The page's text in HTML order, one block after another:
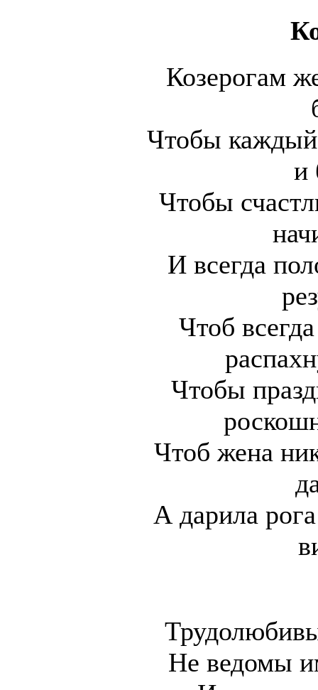
Козерогам
Чтобы каждый
и
Чтобы
И всегда
Чтоб
Чтобы
Чтоб жена
А дарила
Не ведомы